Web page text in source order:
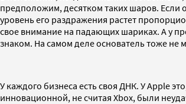
предположим, десятком таких шаров. Если
уровень его раздражения растет
свое внимание на падающих шариках. А у
знаком. На самом деле основатель тоже
У каждого бизнеса есть своя ДНК. У Apple
инновационной, не считая Xbox, были